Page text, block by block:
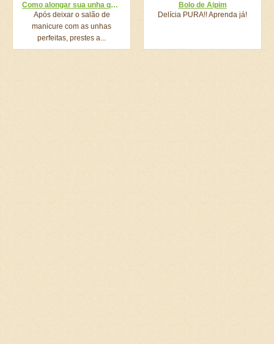
Como alongar sua unha quebrada usando bicarbonato: blogueira mostra passo a passo
Após deixar o salão de
manicure com as unhas
perfeitas, prestes a...
Bolo de Aipim
Delícia PURA!! Aprenda já!